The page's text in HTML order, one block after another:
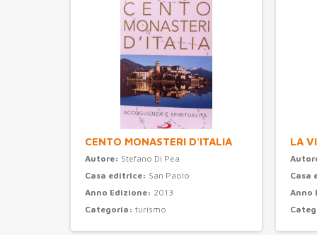
CENTO MONASTERI D'ITALIA
Autore: Stefano Di Pea
Casa editrice: San Paolo
Anno Edizione: 2013
Categoria: turismo
LA
Casa
Anno